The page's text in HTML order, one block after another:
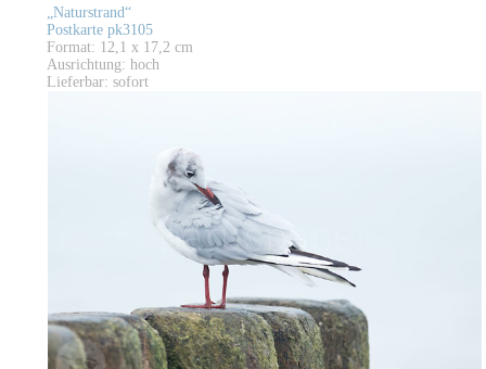
„Naturstrand“
Postkarte pk3105
Format: 12,1 x 17,2 cm
Ausrichtung: hoch
Lieferbar: sofort